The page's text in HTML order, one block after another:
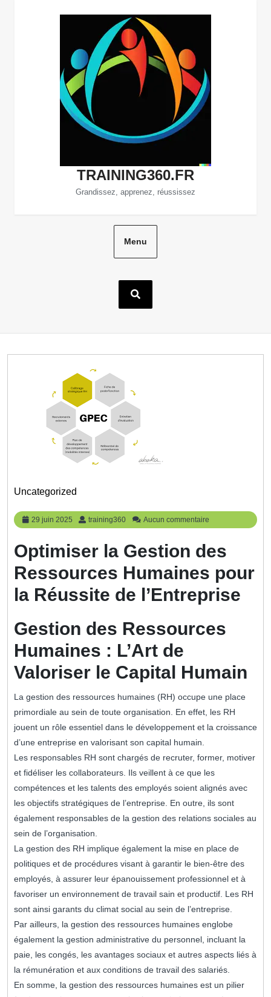
TRAINING360.FR
Grandissez, apprenez, réussissez
Menu
Uncategorized
29 juin 2025
29
juin
training360 training360
Aucun commentaire
Optimiser la Gestion des
Ressources Humaines pour
la Réussite de l’Entreprise
Gestion des Ressources
Humaines : L’Art de
Valoriser le Capital Humain
La gestion des ressources humaines (RH) occupe une place
primordiale au sein de toute organisation. En effet, les RH
jouent un rôle essentiel dans le développement et la croissance
d’une entreprise en valorisant son capital humain.
Les responsables RH sont chargés de recruter, former, motiver
et fidéliser les collaborateurs. Ils veillent à ce que les
compétences et les talents des employés soient alignés avec
les objectifs stratégiques de l’entreprise. En outre, ils sont
également responsables de la gestion des relations sociales au
sein de l’organisation.
La gestion des RH implique également la mise en place de
politiques et de procédures visant à garantir le bien-être des
employés, à assurer leur épanouissement professionnel et à
favoriser un environnement de travail sain et productif. Les RH
sont ainsi garants du climat social au sein de l’entreprise.
Par ailleurs, la gestion des ressources humaines englobe
également la gestion administrative du personnel, incluant la
paie, les congés, les avantages sociaux et autres aspects liés à
la rémunération et aux conditions de travail des salariés.
En somme, la gestion des ressources humaines est un pilier